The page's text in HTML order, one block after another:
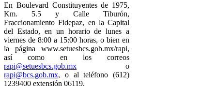
En Boulevard Constituyentes de 1975,
Km. 5.5 y Calle Tiburón,
Fraccionamiento Fidepaz, en la Capital
del Estado, en un horario de lunes a
viernes de 8:00 a 15:00 horas, o bien en
la página www.setuesbcs.gob.mx/rapi,
así como en los correos
rapi@setuesbcs.gob.mx o
rapi@bcs.gob.mx, o al teléfono (612)
1239400 extensión 06119.